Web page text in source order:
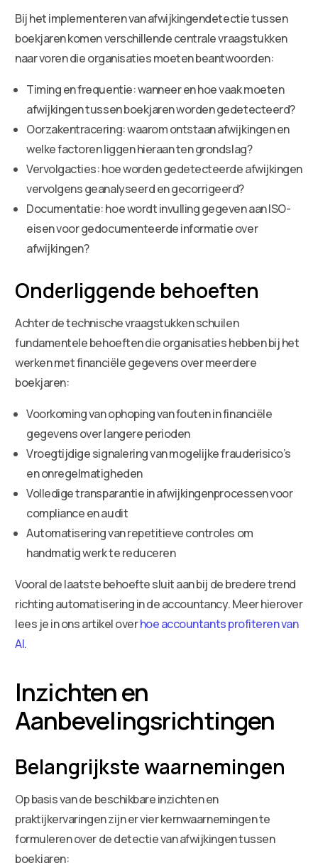
Bij het implementeren van afwijkingendetectie tussen
boekjaren komen verschillende centrale vraagstukken
naar voren die organisaties moeten beantwoorden:
Timing en frequentie: wanneer en hoe vaak moeten
afwijkingen tussen boekjaren worden gedetecteerd?
Oorzakentracering: waarom ontstaan afwijkingen en
welke factoren liggen hieraan ten grondslag?
Vervolgacties: hoe worden gedetecteerde afwijkingen
vervolgens geanalyseerd en gecorrigeerd?
Documentatie: hoe wordt invulling gegeven aan ISO-
eisen voor gedocumenteerde informatie over
afwijkingen?
Onderliggende behoeften
Achter de technische vraagstukken schuilen
fundamentele behoeften die organisaties hebben bij het
werken met financiële gegevens over meerdere
boekjaren:
Voorkoming van ophoping van fouten in financiële
gegevens over langere perioden
Vroegtijdige signalering van mogelijke frauderisico’s
en onregelmatigheden
Volledige transparantie in afwijkingenprocessen voor
compliance en audit
Automatisering van repetitieve controles om
handmatig werk te reduceren
Vooral de laatste behoefte sluit aan bij de bredere trend
richting automatisering in de accountancy. Meer hierover
lees je in ons artikel overhoe accountants profiteren van
AI.
Inzichten en
Aanbevelingsrichtingen
Belangrijkste waarnemingen
Op basis van de beschikbare inzichten en
praktijkervaringen zijn er vier kernwaarnemingen te
formuleren over de detectie van afwijkingen tussen
boekjaren: